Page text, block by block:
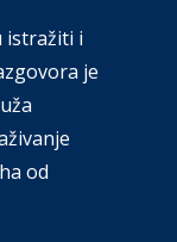
istražiti i
je
od